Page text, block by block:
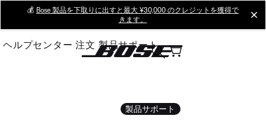
Main
💰 Bose 製品を下取りに出すと最大 ¥30,000 のクレジットを獲得で
きます。
ヘルプセンター 注文 製品サポート
製品サポート